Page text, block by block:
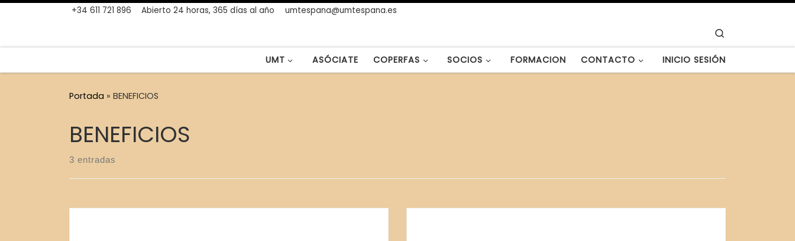
+34 611 721 896 Abierto 24 horas, 365 días al año umtespana@umtespana.es
UMT ASÓCIATE COPERFAS SOCIOS FORMACION CONTACTO INICIO SESIÓN
Portada » BENEFICIOS
BENEFICIOS
3 entradas